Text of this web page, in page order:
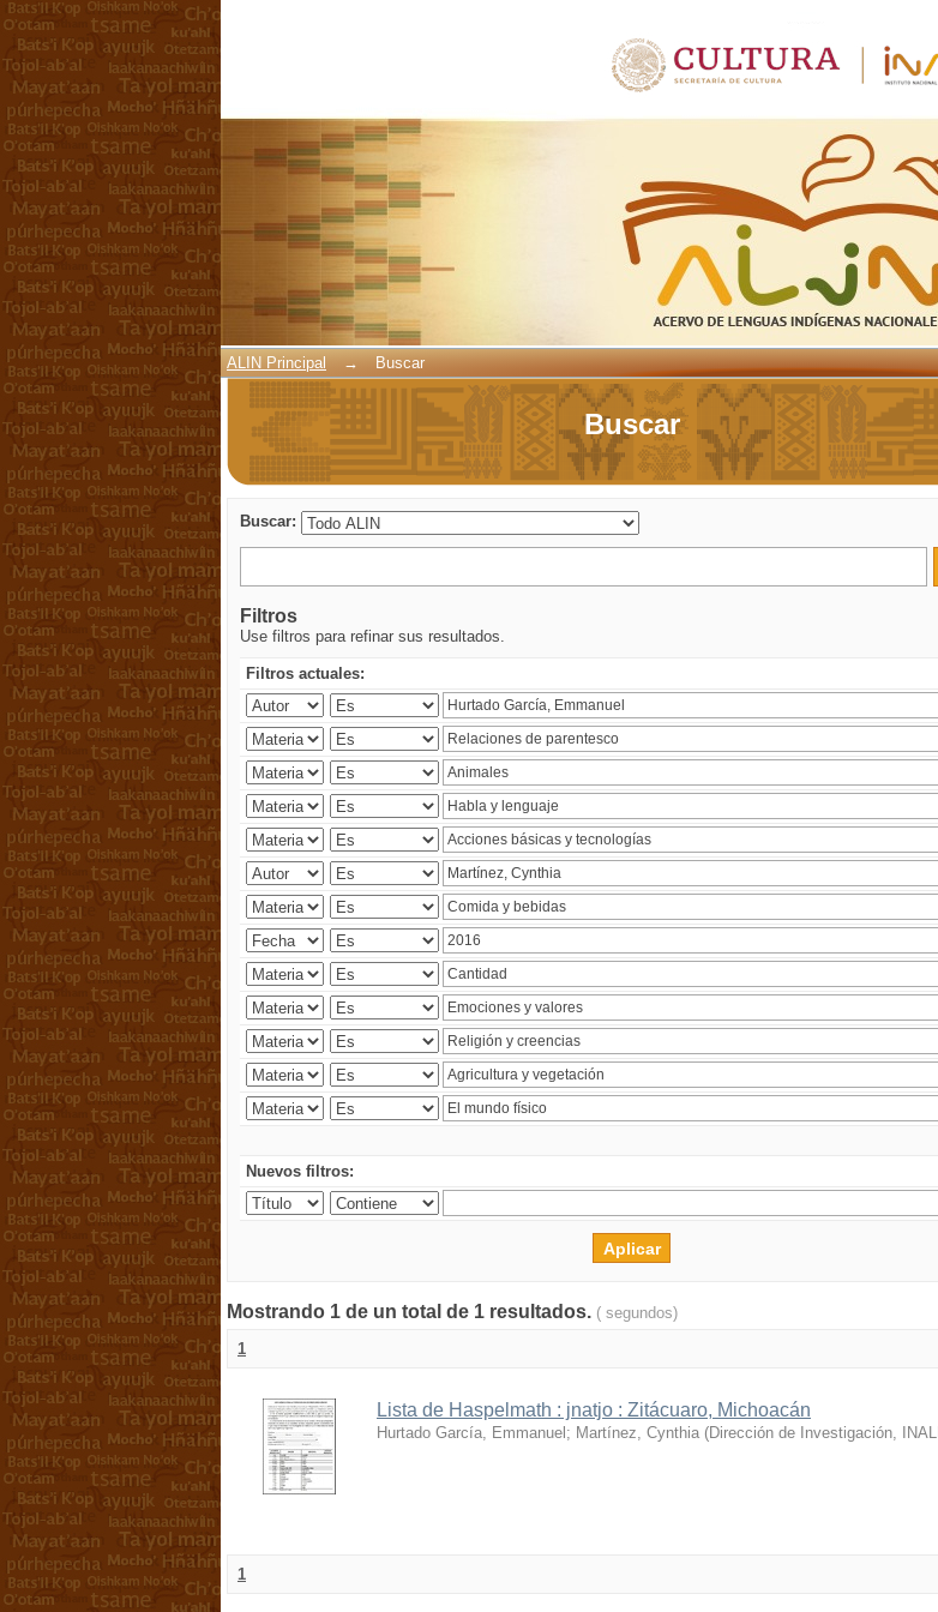
ALIN Principal → Buscar
Buscar
Buscar:
Filtros
Use filtros para refinar sus resultados.
Filtros actuales:
Nuevos filtros:
Mostrando 1 de un total de 1 resultados. ( segundos)
1
Lista de Haspelmath : jnatjo : Zitácuaro, Michoacán
Hurtado García, Emmanuel ; Martínez, Cynthia (Dirección de Investigación, INALI
1